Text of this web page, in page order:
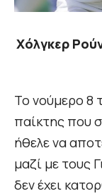
Χόλγκερ
Το νούμερο 8
παίκτης που
ήθελε να
μαζί με τους
δεν έχει